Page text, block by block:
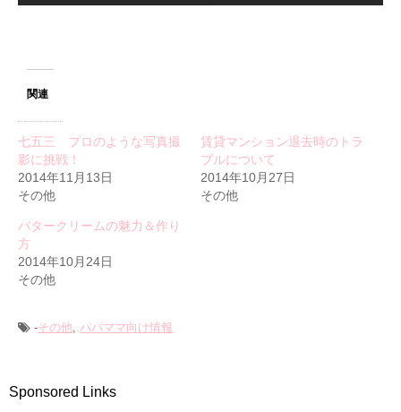
関連
七五三 プロのような写真撮
影に挑戦！
2014年11月13日
その他
賃貸マンション退去時のトラ
ブルについて
2014年10月27日
その他
バタークリームの魅力＆作り
方
2014年10月24日
その他
-その他 パパママ向け情報
Sponsored Links